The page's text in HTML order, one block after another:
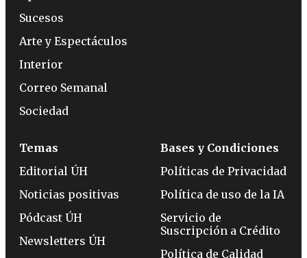
Sucesos
Arte y Espectáculos
Interior
Correo Semanal
Sociedad
Temas
Editorial ÚH
Noticias positivas
Pódcast ÚH
Newsletters ÚH
Bases y Condiciones
Políticas de Privacidad
Política de uso de la IA
Servicio de
Suscripción a Crédito
Política de Calidad